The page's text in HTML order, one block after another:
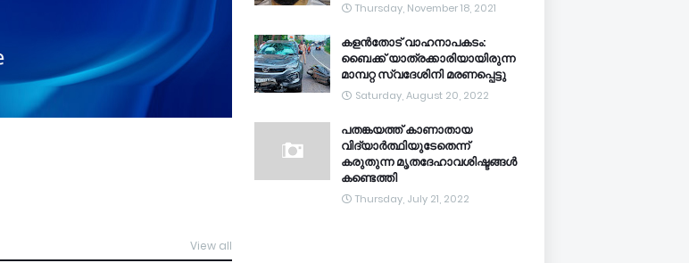
View all
Thursday, November 18, 2021
കളൻതോട് വാഹനാപകടം:
ബൈക്ക് യാത്രക്കാരിയായിരുന്ന
മാമ്പറ്റ സ്വദേശിനി മരണപ്പെട്ടു
Saturday, August 20, 2022
പതങ്കയത്ത് കാണാതായ
വിദ്യാർത്ഥിയുടേതെന്ന്
കരുതുന്ന മൃതദേഹാവശിഷ്ടങ്ങൾ
കണ്ടെത്തി
Thursday, July 21, 2022